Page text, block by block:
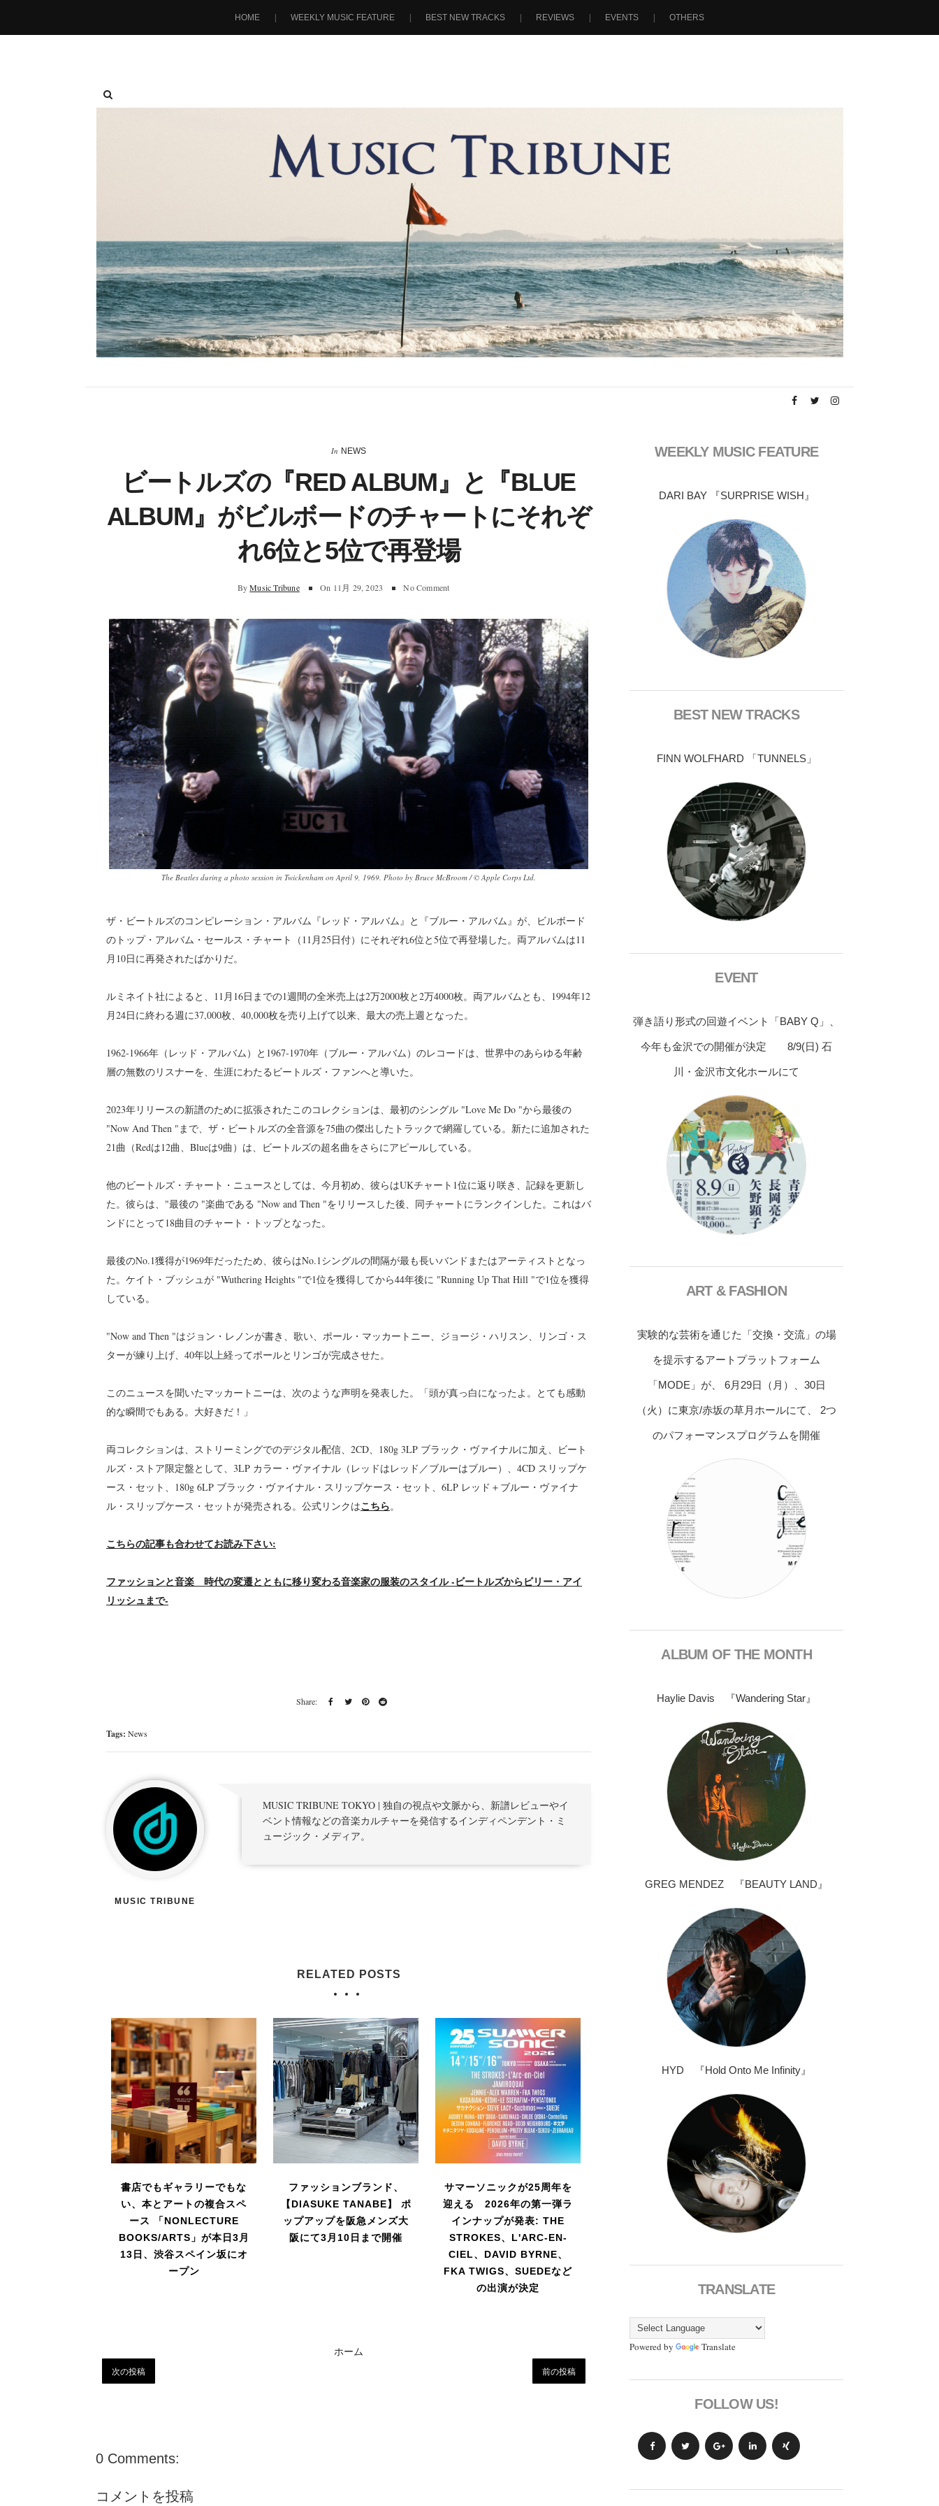
HOME WEEKLY MUSIC FEATURE BEST NEW TRACKS REVIEWS EVENTS OTHERS
In NEWS
ビートルズの『RED ALBUM』と『BLUE
ALBUM』がビルボードのチャートにそれぞ
れ6位と5位で再登場
By Music Tribune On 11月 29, 2023 No Comment
The Beatles during a photo session in Twickenham on April 9, 1969. Photo by Bruce McBroom / © Apple Corps Ltd.
ザ・ビートルズのコンピレーション・アルバム『レッド・アルバム』と『ブルー・アルバム』が、ビルボード
のトップ・アルバム・セールス・チャート（11月25日付）にそれぞれ6位と5位で再登場した。両アルバムは11
月10日に再発されたばかりだ。
ルミネイト社によると、11月16日までの1週間の全米売上は2万2000枚と2万4000枚。両アルバムとも、1994年12
月24日に終わる週に37,000枚、40,000枚を売り上げて以来、最大の売上週となった。
1962-1966年（レッド・アルバム）と1967-1970年（ブルー・アルバム）のレコードは、世界中のあらゆる年齢
層の無数のリスナーを、生涯にわたるビートルズ・ファンへと導いた。
2023年リリースの新譜のために拡張されたこのコレクションは、最初のシングル "Love Me Do "から最後の
"Now And Then "まで、ザ・ビートルズの全音源を75曲の傑出したトラックで網羅している。新たに追加された
21曲（Redは12曲、Blueは9曲）は、ビートルズの超名曲をさらにアピールしている。
他のビートルズ・チャート・ニュースとしては、今月初め、彼らはUKチャート1位に返り咲き、記録を更新し
た。彼らは、"最後の "楽曲である "Now and Then "をリリースした後、同チャートにランクインした。これはバ
ンドにとって18曲目のチャート・トップとなった。
最後のNo.1獲得が1969年だったため、彼らはNo.1シングルの間隔が最も長いバンドまたはアーティストとなっ
た。ケイト・ブッシュが "Wuthering Heights "で1位を獲得してから44年後に "Running Up That Hill "で1位を獲得
している。
"Now and Then "はジョン・レノンが書き、歌い、ポール・マッカートニー、ジョージ・ハリスン、リンゴ・ス
ターが練り上げ、40年以上経ってポールとリンゴが完成させた。
このニュースを聞いたマッカートニーは、次のような声明を発表した。「頭が真っ白になったよ。とても感動
的な瞬間でもある。大好きだ！」
両コレクションは、ストリーミングでのデジタル配信、2CD、180g 3LP ブラック・ヴァイナルに加え、ビート
ルズ・ストア限定盤として、3LP カラー・ヴァイナル（レッドはレッド／ブルーはブルー）、4CD スリップケ
ース・セット、180g 6LP ブラック・ヴァイナル・スリップケース・セット、6LP レッド＋ブルー・ヴァイナ
ル・スリップケース・セットが発売される。公式リンクはこちら。
こちらの記事も合わせてお読み下さい:
ファッションと音楽 時代の変遷とともに移り変わる音楽家の服装のスタイル -ビートルズからビリー・アイ
リッシュまで-
Tags: News
MUSIC TRIBUNE
MUSIC TRIBUNE TOKYO | 独自の視点や文脈から、新譜レビューやイ
ベント情報などの音楽カルチャーを発信するインディペンデント・ミ
ュージック・メディア。
RELATED POSTS
書店でもギャラリーでもな
い、本とアートの複合スペ
ース 「NONLECTURE
BOOKS/ARTS」が本日3月
13日、渋谷スペイン坂にオ
ープン
ファッションブランド、
【DIASUKE TANABE】 ポ
ップアップを阪急メンズ大
阪にて3月10日まで開催
サマーソニックが25周年を
迎える 2026年の第一弾ラ
インナップが発表: THE
STROKES、L'ARC-EN-
CIEL、DAVID BYRNE、
FKA TWIGS、SUEDEなど
の出演が決定
次の投稿 前の投稿
ホーム
0 Comments:
コメントを投稿
WEEKLY MUSIC FEATURE
DARI BAY 『SURPRISE WISH』
BEST NEW TRACKS
FINN WOLFHARD 「TUNNELS」
EVENT
弾き語り形式の回遊イベント「BABY Q」、
今年も金沢での開催が決定 8/9(日) 石
川・金沢市文化ホールにて
ART & FASHION
実験的な芸術を通じた「交換・交流」の場
を提示するアートプラットフォーム
「MODE」が、 6月29日（月）、30日
（火）に東京/赤坂の草月ホールにて、 2つ
のパフォーマンスプログラムを開催
ALBUM OF THE MONTH
Haylie Davis 『Wandering Star』
GREG MENDEZ 『BEAUTY LAND』
HYD 『Hold Onto Me Infinity』
TRANSLATE
Powered by Translate
FOLLOW US!